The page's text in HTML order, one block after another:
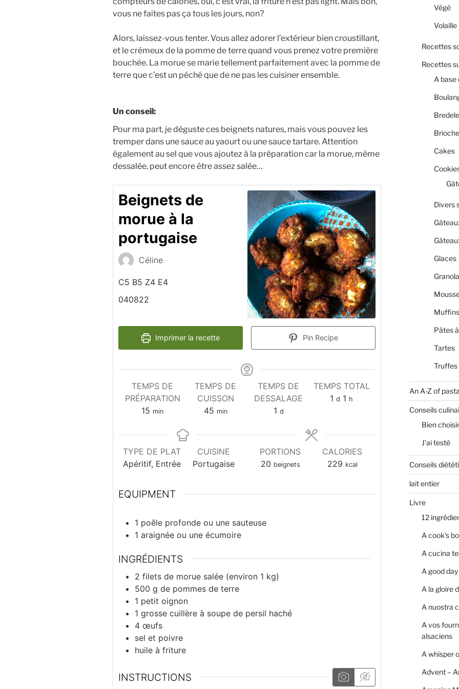
vous ne faites pas ça tous les jours, non?
Alors, laissez-vous tenter. Vous allez adorer l’extérieur bien croustillant,
et le crémeux de la pomme de terre quand vous prenez votre première
bouchée. La morue se marie tellement parfaitement avec la pomme de
terre que c’est un péché que de ne pas les cuisiner ensemble.
Un conseil:
Pour ma part, je déguste ces beignets natures, mais vous pouvez les
tremper dans une sauce au yaourt ou une sauce tartare. Attention
également au sel que vous ajoutez à la préparation car la morue, même
dessalée, peut encore être assez salée…
Beignets de
morue à la
portugaise
Céline
C5 B5 Z4 E4
040822
Imprimer la recette Pin Recipe
TEMPS DE
PRÉPARATION
15 minutes
min
TEMPS DE
CUISSON
45minutes
min
TEMPS DE
DESSALAGE
1day
d
TEMPS TOTAL
1 day
d 1 heure
h
TYPE DE PLAT
Apéritif, Entrée
CUISINE
Portugaise
PORTIONS
20 beignets
CALORIES
229 kcal
EQUIPMENT
1 poêle profonde ou une sauteuse
1 araignée ou une écumoire
INGRÉDIENTS
2 filets de morue salée (environ 1 kg)
500 g de pommes de terre
1 petit oignon
1 grosse cuillère à soupe de persil haché
4 œufs
sel et poivre
huile à friture
INSTRUCTIONS
Végé
Volaille
Recettes
Recettes
A base
Bredele
Cakes
Divers
Glaces
Muffins
Pâtes
Tartes
Truffes
An A-Z of
Conseils
Bien
J'ai testé
Conseils
lait entier
Livre
12
A cook's
A cucina
A good
A la gloire
A nuostra
A vos
alsaciens
A whisper
Advent –